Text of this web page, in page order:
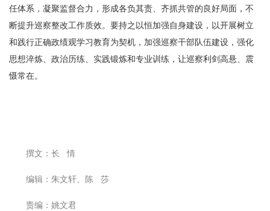
任体系，凝聚监督合力，形成各负其责、齐抓共管的良好局面，不
断提升巡察整改工作质效。要持之以恒加强自身建设，以开展树立
和践行正确政绩观学习教育为契机，加强巡察干部队伍建设，强化
思想淬炼、政治历练、实践锻炼和专业训练，让巡察利剑高悬、震
慑常在。
撰文：长 情
编辑：朱文轩、陈 莎
责编：姚文君